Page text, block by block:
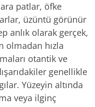
patlar, öfke
üzüntü görünür
anlık olarak gerçek,
olmadan hızla
otantik ve
genellikle
Yüzeyin altında
veya ilginç